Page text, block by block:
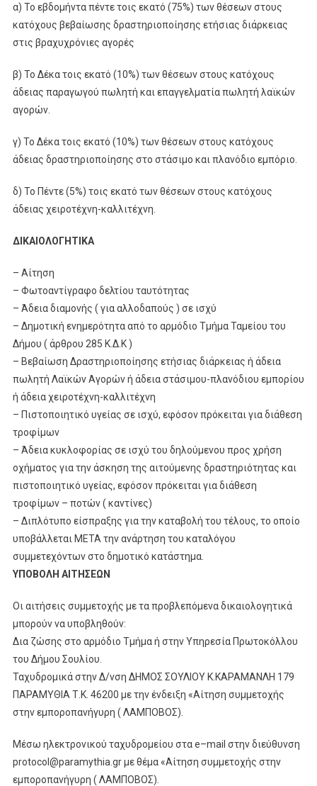
α) To εβδομήντα πέντε τοις εκατό (75%) των θέσεων στους
κατόχους βεβαίωσης δραστηριοποίησης ετήσιας διάρκειας
στις βραχυχρόνιες αγορές
β) Το Δέκα τοις εκατό (10%) των θέσεων στους κατόχους
άδειας παραγωγού πωλητή και επαγγελματία πωλητή λαϊκών
αγορών.
γ) Το Δέκα τοις εκατό (10%) των θέσεων στους κατόχους
άδειας δραστηριοποίησης στο στάσιμο και πλανόδιο εμπόριο.
δ) Το Πέντε (5%) τοις εκατό των θέσεων στους κατόχους
άδειας χειροτέχνη-καλλιτέχνη.
ΔΙΚΑΙΟΛΟΓΗΤΙΚΑ
– Αίτηση
– Φωτοαντίγραφο δελτίου ταυτότητας
– Άδεια διαμονής ( για αλλοδαπούς ) σε ισχύ
– Δημοτική ενημερότητα από το αρμόδιο Τμήμα Ταμείου του
Δήμου ( άρθρου 285 Κ.Δ.Κ )
– Βεβαίωση Δραστηριοποίησης ετήσιας διάρκειας ή άδεια
πωλητή Λαϊκών Αγορών ή άδεια στάσιμου-πλανόδιου εμπορίου
ή άδεια χειροτέχνη-καλλιτέχνη
– Πιστοποιητικό υγείας σε ισχύ, εφόσον πρόκειται για διάθεση
τροφίμων
– Άδεια κυκλοφορίας σε ισχύ του δηλούμενου προς χρήση
οχήματος για την άσκηση της αιτούμενης δραστηριότητας και
πιστοποιητικό υγείας, εφόσον πρόκειται για διάθεση
τροφίμων – ποτών ( καντίνες)
– Διπλότυπο είσπραξης για την καταβολή του τέλους, το οποίο
υποβάλλεται ΜΕΤΑ την ανάρτηση του καταλόγου
συμμετεχόντων στο δημοτικό κατάστημα.
ΥΠΟΒΟΛΗ ΑΙΤΗΣΕΩΝ
Οι αιτήσεις συμμετοχής με τα προβλεπόμενα δικαιολογητικά
μπορούν να υποβληθούν:
Δια ζώσης στο αρμόδιο Τμήμα ή στην Υπηρεσία Πρωτοκόλλου
του Δήμου Σουλίου.
Ταχυδρομικά στην Δ/νση ΔΗΜΟΣ ΣΟΥΛΙΟΥ Κ.ΚΑΡΑΜΑΝΛΗ 179
ΠΑΡΑΜΥΘΙΑ Τ.Κ. 46200 με την ένδειξη «Αίτηση συμμετοχής
στην εμποροπανήγυρη ( ΛΑΜΠΟΒΟΣ).
Μέσω ηλεκτρονικού ταχυδρομείου στα e–mail στην διεύθυνση
protocol@paramythia.gr με θέμα «Αίτηση συμμετοχής στην
εμποροπανήγυρη ( ΛΑΜΠΟΒΟΣ).